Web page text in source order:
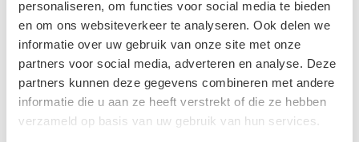
personaliseren, om functies voor social media te bieden
en om ons websiteverkeer te analyseren. Ook delen we
informatie over uw gebruik van onze site met onze
partners voor social media, adverteren en analyse. Deze
partners kunnen deze gegevens combineren met andere
informatie die u aan ze heeft verstrekt of die ze hebben
verzameld op basis van uw gebruik van hun services.
Afvoerplug groot - chroom -
met overloop
Op voorraad
€29,95
Recent bekeken